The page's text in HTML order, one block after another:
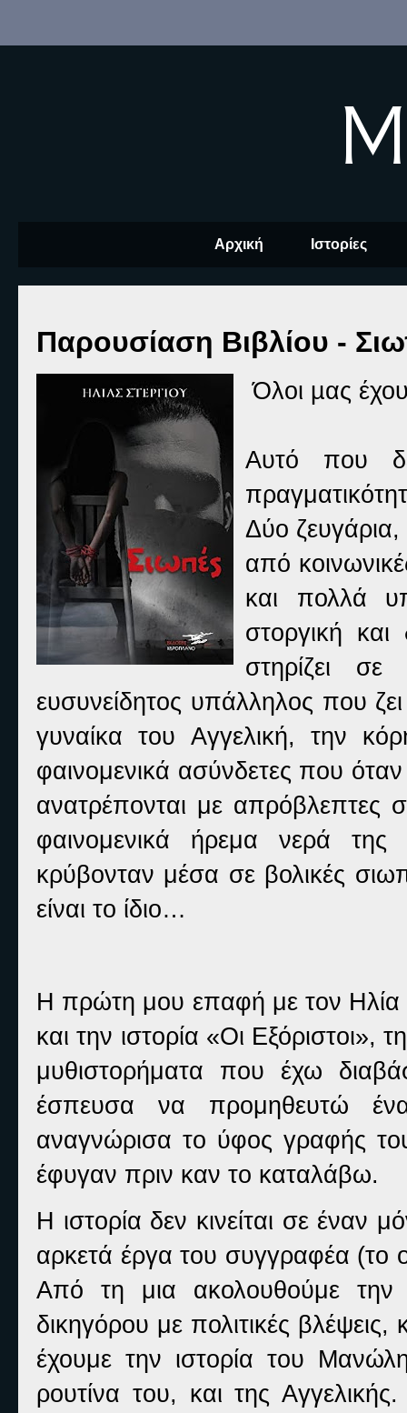
Αρχική Ιστορίες
Παρουσίαση Βιβλίου -
Όλοι µας
Αυτό που
Δύο
από
και πολλά
στοργική
στηρίζει
ευσυνείδητος υπάλληλος που
γυναίκα του Αγγελική, την
φαινομενικά ασύνδετες που
ανατρέπονται με απρόβλεπτες
φαινομενικά ήρεμα νερά
κρύβονταν μέσα σε βολικές
είναι το ίδιο…
Η πρώτη μου επαφή με τον Ηλία
και την ιστορία «Οι
μυθιστορήματα που έχω
έσπευσα να προμηθευτώ
αναγνώρισα το ύφος γραφής του
έφυγαν πριν καν το καταλάβω.
Η ιστορία δεν κινείται σε έναν
αρκετά έργα του συγγραφέα (το
Από τη μια ακολουθούμε την
δικηγόρου με πολιτικές
έχουμε την ιστορία του
ρουτίνα του, και της